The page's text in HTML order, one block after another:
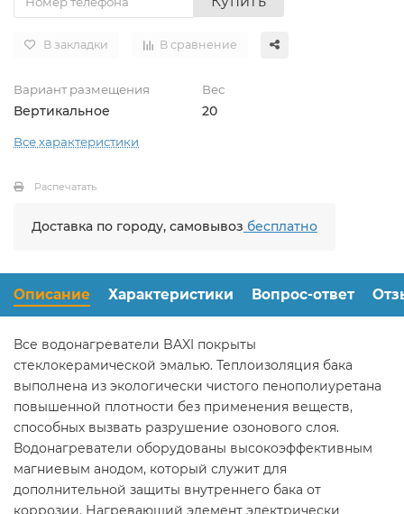
В закладки В сравнение
Вариант размещения
Вертикальное
Вес
20
Все характеристики
Распечатать
Доставка по городу, самовывоз бесплатно
Описание Характеристики Вопрос-ответ
Все водонагреватели BAXI покрыты
стеклокерамической эмалью. Теплоизоляция бака
выполнена из экологически чистого пенополиуретана
повышенной плотности без применения веществ,
способных вызвать разрушение озонового слоя.
Водонагреватели оборудованы высокоэффективным
магниевым анодом, который служит для
дополнительной защиты внутреннего бака от
коррозии. Нагревающий элемент электрически